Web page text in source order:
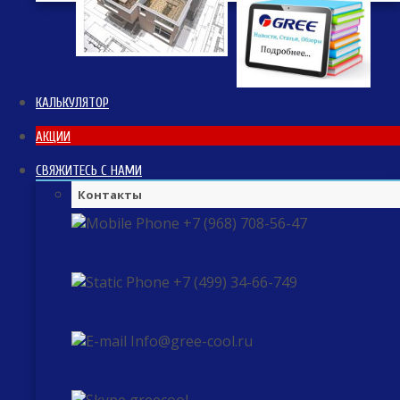
КАЛЬКУЛЯТОР
АКЦИИ
СВЯЖИТЕСЬ С НАМИ
Контакты
+7 (968) 708-56-47
+7 (499) 34-66-749
Info@gree-cool.ru